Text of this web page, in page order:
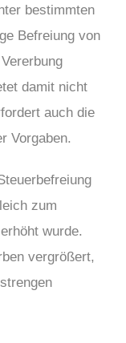
bestimmten
Befreiung von
damit nicht
auch die
Vorgaben.
zum
wurde.
vergrößert,